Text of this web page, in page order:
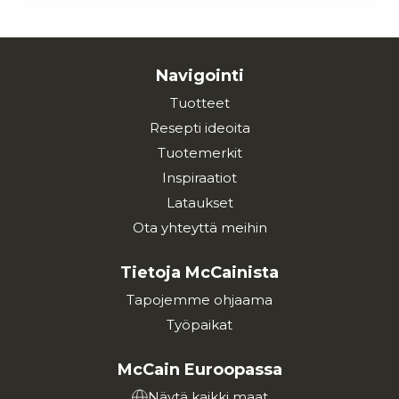
Navigointi
Tuotteet
Resepti ideoita
Tuotemerkit
Inspiraatiot
Lataukset
Ota yhteyttä meihin
Tietoja McCainista
Tapojemme ohjaama
Työpaikat
McCain Euroopassa